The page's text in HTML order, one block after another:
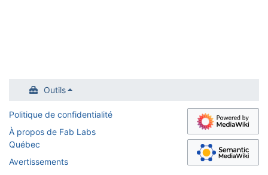
Outils
Politique de confidentialité
À propos de Fab Labs
Québec
Avertissements